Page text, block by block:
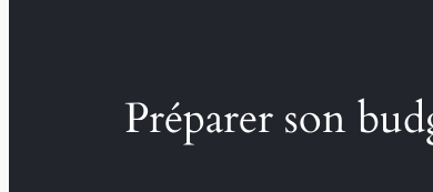
Préparer son